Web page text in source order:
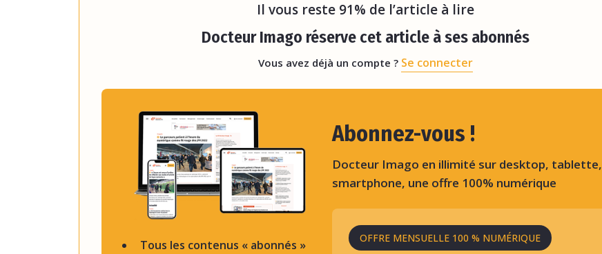
Il vous reste 91% de l’article à lire
Docteur Imago réserve cet article à ses abonnés
Vous avez déjà un compte ? Se connecter
Tous les contenus « abonnés »
Abonnez-vous !
Docteur Imago en illimité sur desktop, tablette,
smartphone, une offre 100% numérique
OFFRE MENSUELLE 100 % NUMÉRIQUE